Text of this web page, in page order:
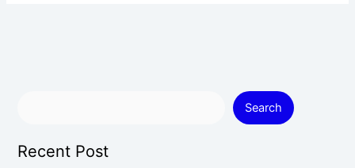
Search
Recent Post